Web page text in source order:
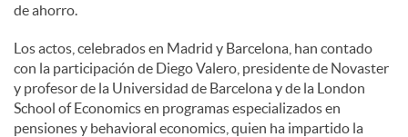
de ahorro.
Los actos, celebrados en Madrid y Barcelona, han contado
con la participación de Diego Valero, presidente de Novaster
y profesor de la Universidad de Barcelona y de la London
School of Economics en programas especializados en
pensiones y behavioral economics, quien ha impartido la